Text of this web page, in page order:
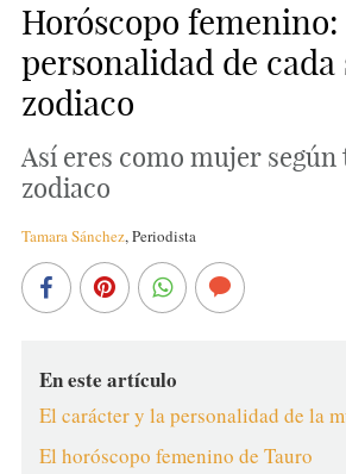
Horóscopo
personalidad de
zodiaco
Así eres como mujer según
zodiaco
Tamara Sánchez,Periodista
En este artículo
El carácter y la personalidad de la
El horóscopo femenino de Tauro